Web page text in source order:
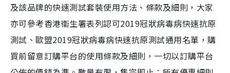
及該品牌的快速測試套裝使用方法、條款及細則，大家
亦可參考香港衞生署表列認可2019冠狀病毒病快速抗原
測試、歐盟2019冠狀病毒病快速抗原測試通用名單，購
買前留意訂購平台的使用條款及細則，一切以訂購平台